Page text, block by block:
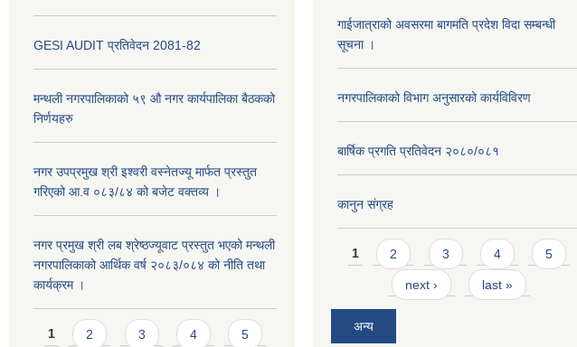
GESI AUDIT प्रतिवेदन 2081-82
मन्थली नगरपालिकाको ५९ औ नगर कार्यपालिका बैठकको
निर्णयहरु
नगर उपप्रमुख श्री इश्वरी वस्नेतज्यू मार्फत प्रस्तुत
गरिएको आ.व ०८३/८४ को बजेट वक्तव्य ।
नगर प्रमुख श्री लब श्रेष्ठज्यूवाट प्रस्तुत भएको मन्थली
नगरपालिकाको आर्थिक वर्ष २०८३/०८४ को नीति तथा
कार्यक्रम ।
Pages
1 2 3 4 5
गाईजात्राको अवसरमा बागमति प्रदेश विदा सम्बन्धी
सूचना ।
नगरपालिकाको विभाग अनुसारको कार्यविविरण
बार्षिक प्रगति प्रतिवेदन २०८०/०८१
कानुन संग्रह
Pages
1 2 3 4 5
next › last »
अन्य